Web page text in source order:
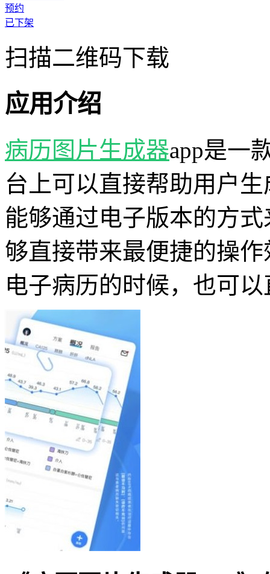
预约
已下架
扫描二维码下载
应用介绍
病历图片生成器app是一
台上可以直接帮助用户
能够通过电子版本的方
够直接带来最便捷的操
电子病历的时候，也可